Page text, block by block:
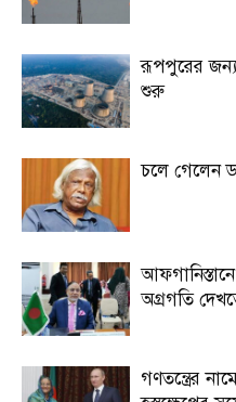
রূপপুরের জন্য
শুরু
চলে গেলেন
অগ্রগতি
গণতন্ত্রের